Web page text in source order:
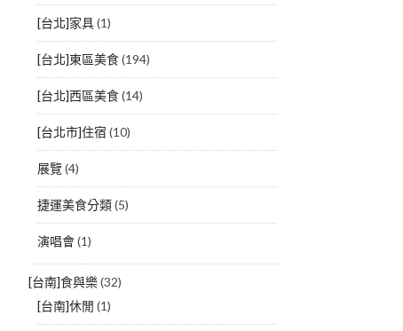
[台北]家具(1)
[台北]東區美食(194)
[台北]西區美食(14)
[台北市]住宿 (10)
展覽(4)
捷運美食分類(5)
演唱會(1)
[台南]食與樂(32)
[台南]休閒 (1)